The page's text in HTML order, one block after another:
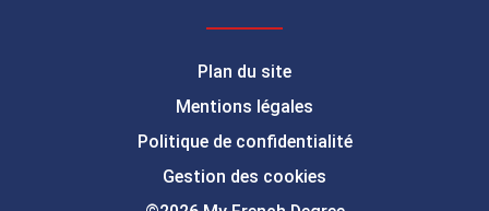
Plan du site
Mentions légales
Politique de confidentialité
Gestion des cookies